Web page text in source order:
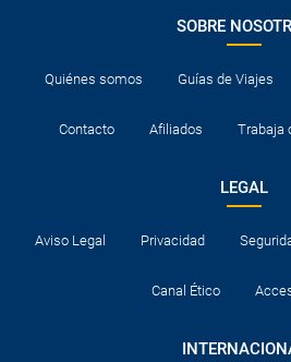
SOBRE
Quiénes somos Guías de Viajes
Contacto Afiliados Trabaja
LEGAL
Aviso Legal Privacidad
Canal Ético